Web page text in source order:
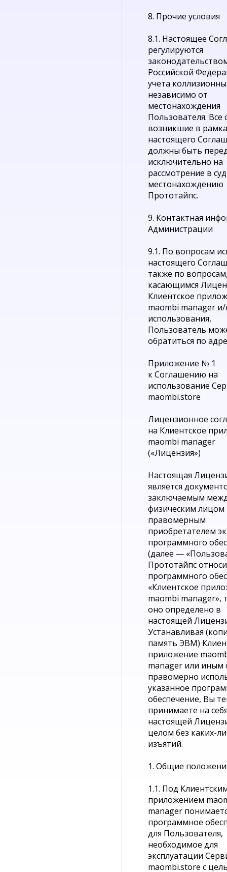
8. Прочие условия
8.1. Настоящее
регулируются
Российской
учета
независимо от
местонахождения
Пользователя. Все
возникшие в
настоящего
должны быть
исключительно на
рассмотрение в
местонахождению
Прототайпс.
9. Контактная
Администрации
9.1. По вопросам
настоящего
также по
касающимся
Клиентское
maombi manager и/
использования,
Пользователь
обратиться по
Приложение № 1
к Соглашению на
использование
maombi.store
Лицензионное
на Клиентское
maombi manager
(«Лицензия»)
Настоящая
является
заключаемым
физическим
правомерным
приобретателем
программного
(далее —
Прототайпс
программного
«Клиентское
maombi manager»,
оно определено в
настоящей
Устанавливая
память ЭВМ)
приложение
manager или иным
правомерно
указанное
обеспечение, Вы
принимаете на
настоящей
целом без каких-
изъятий.
1. Общие
1.1. Под
приложением
manager
программное
для Пользователя,
необходимое для
эксплуатации
maombi.store с